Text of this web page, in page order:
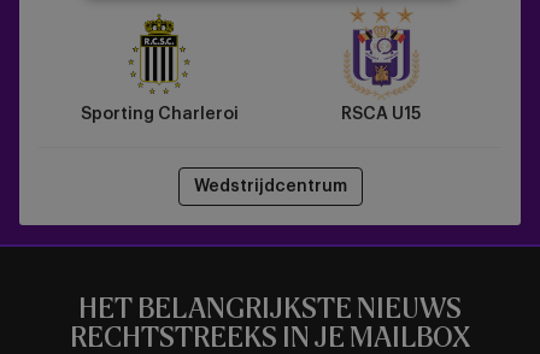
Sporting Charleroi RSCA U15
Wedstrijdcentrum
HET BELANGRIJKSTE NIEUWS
RECHTSTREEKS IN JE MAILBOX